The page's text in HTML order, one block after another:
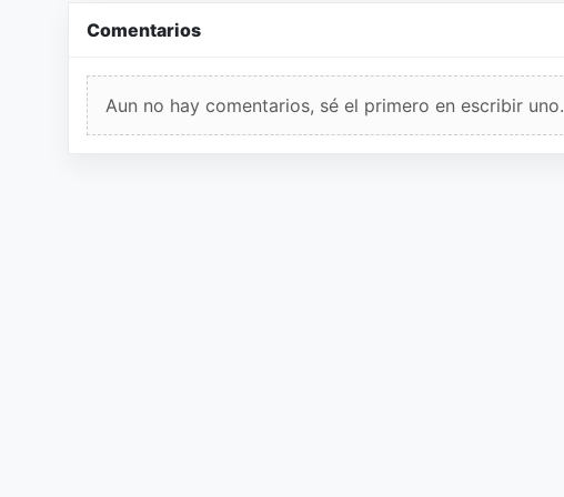
Comentarios
Aun no hay comentarios, sé el primero en escribir uno.